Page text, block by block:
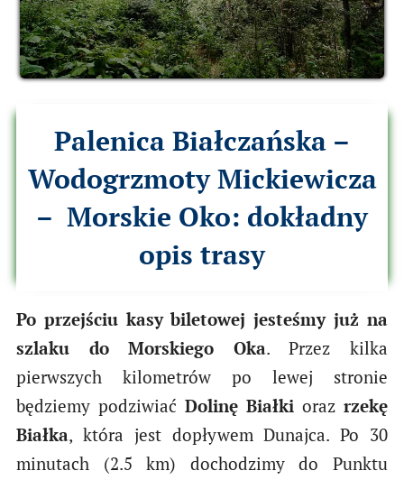
Palenica Białczańska –
Wodogrzmoty Mickiewicza
– Morskie Oko: dokładny
opis trasy
Po przejściu kasy biletowej jesteśmy już na
szlaku do Morskiego Oka. Przez kilka
pierwszych kilometrów po lewej stronie
będziemy podziwiać Dolinę Białki orazrzekę
Białka, która jest dopływem Dunajca. Po 30
minutach (2.5 km) dochodzimy do Punktu